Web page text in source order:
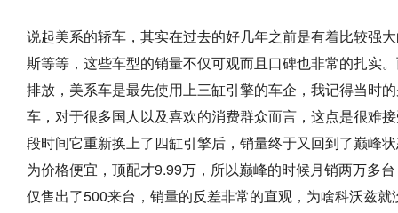
说起美系的轿车，其实在过去的好几年之前是有着比较强
斯等等，这些车型的销量不仅可观而且口碑也非常的扎实
排放，美系车是最先使用上三缸引擎的车企，我记得当时
车，对于很多国人以及喜欢的消费群众而言，这点是很难
段时间它重新换上了四缸引擎后，销量终于又回到了巅峰
为价格便宜，顶配才9.99万，所以巅峰的时候月销两万多
仅售出了500来台，销量的反差非常的直观，为啥科沃兹就